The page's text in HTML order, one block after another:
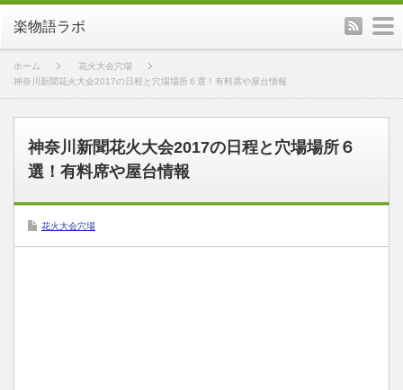
楽物語ラボ rss
ホーム
花火大会穴場
神奈川新聞花火大会2017の日程と穴場場所６選！有料席や屋台情報
神奈川新聞花火大会2017の日程と穴場場所６
選！有料席や屋台情報
花火大会穴場